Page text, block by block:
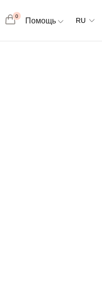
0
Помощь RU